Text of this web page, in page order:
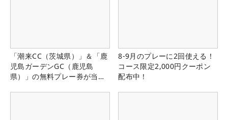
「潮来CC（茨城県）」＆「鹿
児島ガーデンGC（鹿児島
県）」の無料プレー券が当た
8-9月のプレーに2回使える！
コース限定2,000円クーポン
配布中！